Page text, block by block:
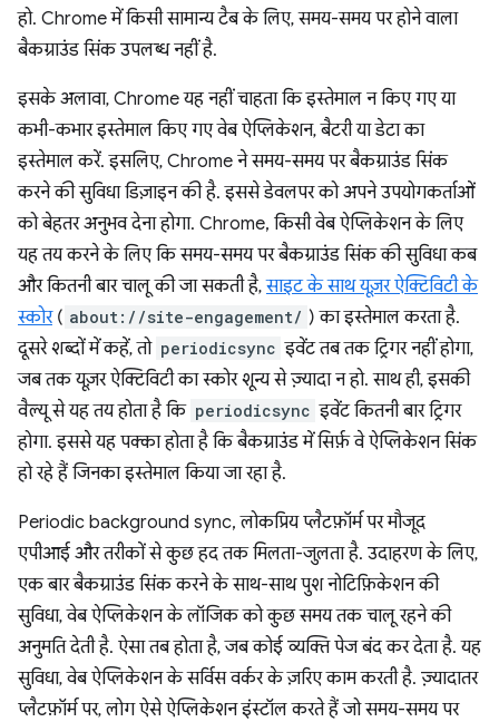
हो. Chrome में किसी सामान्य टैब के लिए, समय-समय पर होने वाला
बैकग्राउंड सिंक उपलब्ध नहीं है.
इसके अलावा, Chrome यह नहीं चाहता कि इस्तेमाल न किए गए या
कभी-कभार इस्तेमाल किए गए वेब ऐप्लिकेशन, बैटरी या डेटा का
इस्तेमाल करें. इसलिए, Chrome ने समय-समय पर बैकग्राउंड सिंक
करने की सुविधा डिज़ाइन की है. इससे डेवलपर को अपने उपयोगकर्ताओं
को बेहतर अनुभव देना होगा. Chrome, किसी वेब ऐप्लिकेशन के लिए
यह तय करने के लिए कि समय-समय पर बैकग्राउंड सिंक की सुविधा कब
और कितनी बार चालू की जा सकती है,साइट के साथ यूज़र ऐक्टिविटी के
स्कोर( about://site-engagement/ ) का इस्तेमाल करता है.
दूसरे शब्दों में कहें, तो periodicsync इवेंट तब तक ट्रिगर नहीं होगा,
जब तक यूज़र ऐक्टिविटी का स्कोर शून्य से ज़्यादा न हो. साथ ही, इसकी
वैल्यू से यह तय होता है कि periodicsync इवेंट कितनी बार ट्रिगर
होगा. इससे यह पक्का होता है कि बैकग्राउंड में सिर्फ़ वे ऐप्लिकेशन सिंक
हो रहे हैं जिनका इस्तेमाल किया जा रहा है.
Periodic background sync, लोकप्रिय प्लैटफ़ॉर्म पर मौजूद
एपीआई और तरीकों से कुछ हद तक मिलता-जुलता है. उदाहरण के लिए,
एक बार बैकग्राउंड सिंक करने के साथ-साथ पुश नोटिफ़िकेशन की
सुविधा, वेब ऐप्लिकेशन के लॉजिक को कुछ समय तक चालू रहने की
अनुमति देती है. ऐसा तब होता है, जब कोई व्यक्ति पेज बंद कर देता है. यह
सुविधा, वेब ऐप्लिकेशन के सर्विस वर्कर के ज़रिए काम करती है. ज़्यादातर
प्लैटफ़ॉर्म पर, लोग ऐसे ऐप्लिकेशन इंस्टॉल करते हैं जो समय-समय पर